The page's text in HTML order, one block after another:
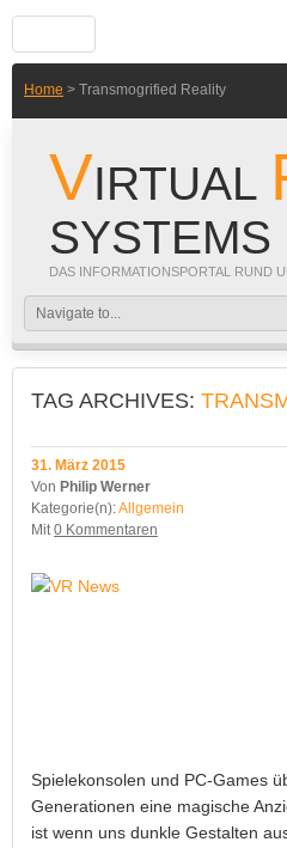
Home > Transmogrified Reality
VIRTUAL
SYSTEMS
DAS INFORMATIONSPORTAL RUND
TAG ARCHIVES:
31. März 2015
Von Philip Werner
Kategorie(n):Allgemein
Mit0 Kommentaren
Spielekonsolen und PC-Games
Generationen eine magische
ist wenn uns dunkle Gestalten